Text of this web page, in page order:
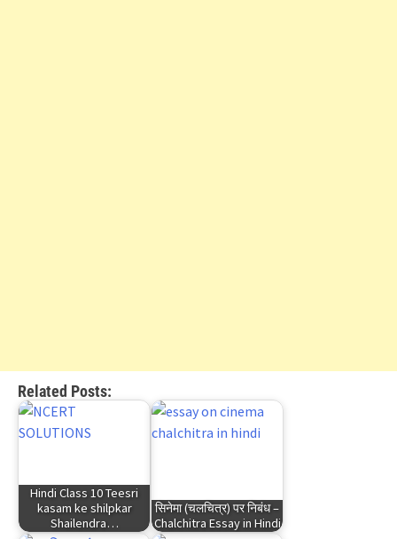
Related Posts:
Hindi Class 10 Teesri
kasam ke shilpkar
Shailendra…
सिनेमा (चलचित्र) पर निबंध –
Chalchitra Essay in Hindi